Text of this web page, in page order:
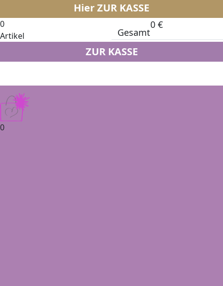
Hier ZUR KASSE
0
Artikel
Gesamt
0 €
ZUR KASSE
0